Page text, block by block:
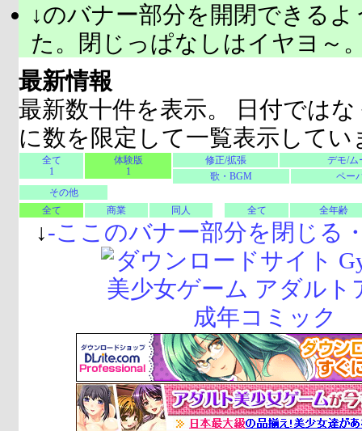
↓のバナー部分を開閉できる
た。閉じっぱなしはイヤヨ～
最新情報
最新数十件を表示。 日付では
に数を限定して一覧表示してい
全て
1
体験版
1
修正/拡張
デモ/ム
歌・BGM
ペー
その他
全て
商業 同人 全て 全年齢
↓-ここのバナー部分を閉じる